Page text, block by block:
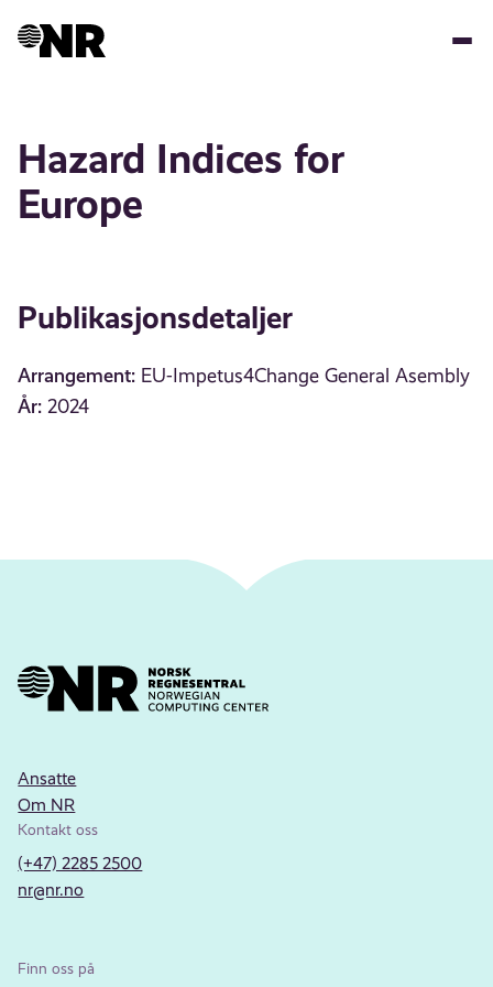
Hazard Indices for
Europe
Publikasjonsdetaljer
Arrangement: EU-Impetus4Change General Asembly
År: 2024
Ansatte
Om NR
Kontakt oss
(+47) 2285 2500
nr@nr.no
Finn oss på